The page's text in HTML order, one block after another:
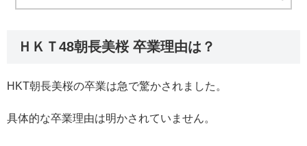
ＨＫＴ48朝長美桜 卒業理由は？
HKT朝長美桜の卒業は急で驚かされました。
具体的な卒業理由は明かされていません。